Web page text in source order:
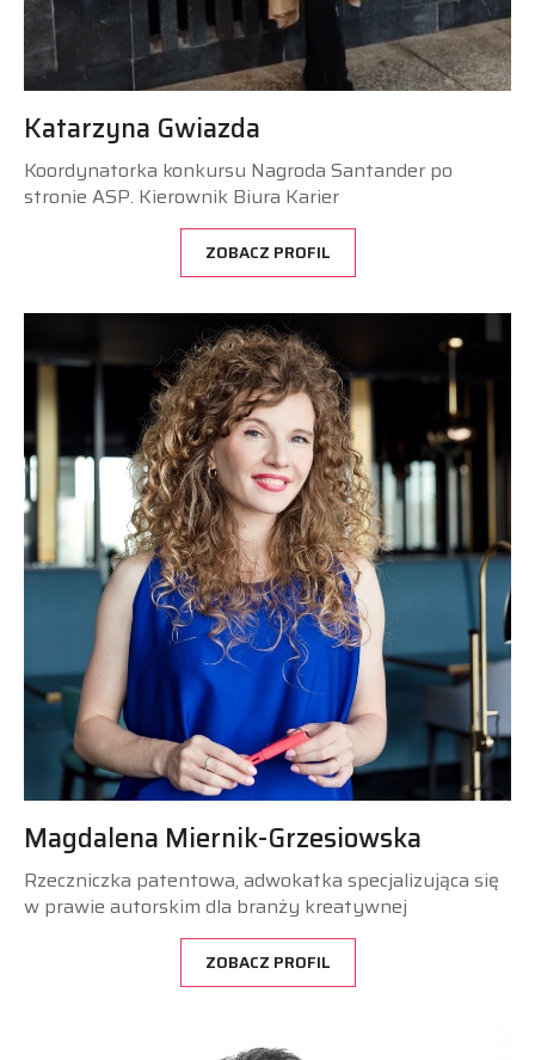
Katarzyna Gwiazda
Koordynatorka konkursu Nagroda Santander po
stronie ASP. Kierownik Biura Karier
ZOBACZ PROFIL
Magdalena Miernik-Grzesiowska
Rzeczniczka patentowa, adwokatka specjalizująca się
w prawie autorskim dla branży kreatywnej
ZOBACZ PROFIL